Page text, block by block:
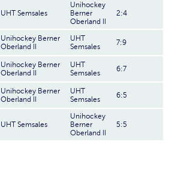
UHT Semsales
Unihockey
Berner
Oberland II
2:4
Unihockey Berner
Oberland II
UHT
Semsales
7:9
Unihockey Berner
Oberland II
UHT
Semsales
6:7
Unihockey Berner
Oberland II
UHT
Semsales
6:5
UHT Semsales
Unihockey
Berner
Oberland II
5:5